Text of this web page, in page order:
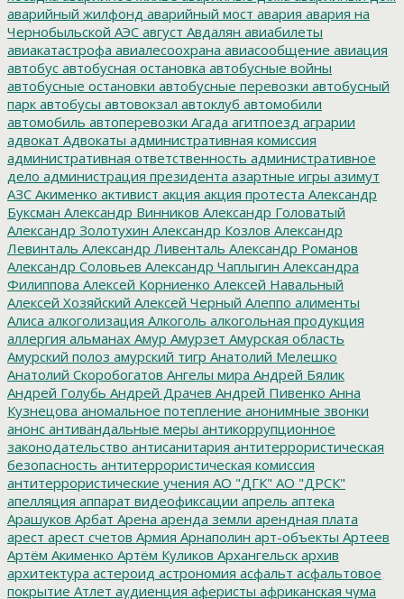
аварийный жилфонд аварийный мост авария авария на
Чернобыльской АЭС август Авдалян авиабилеты
авиакатастрофа авиалесоохрана авиасообщение авиация
автобус автобусная остановка автобусные войны
автобусные остановки автобусные перевозки автобусный
парк автобусы автовокзал автоклуб автомобили
автомобиль автоперевозки Агада агитпоезд аграрии
адвокат Адвокаты административная комиссия
административная ответственность административное
дело администрация президента азартные игры азимут
АЗС Акименко активист акция акция протеста Александр
Буксман Александр Винников Александр Головатый
Александр Золотухин Александр Козлов Александр
Левинталь Александр Ливенталь Александр Романов
Александр Соловьев Александр Чаплыгин Александра
Филиппова Алексей Корниенко Алексей Навальный
Алексей Хозяйский Алексей Черный Алеппо алименты
Алиса алкоголизация Алкоголь алкогольная продукция
аллергия альманах Амур Амурзет Амурская область
Амурский полоз амурский тигр Анатолий Мелешко
Анатолий Скоробогатов Ангелы мира Андрей Бялик
Андрей Голубь Андрей Драчев Андрей Пивенко Анна
Кузнецова аномальное потепление анонимные звонки
анонс антивандальные меры антикоррупционное
законодательство антисанитария антитеррористическая
безопасность антитеррористическая комиссия
антитеррористические учения АО "ДГК" АО "ДРСК"
апелляция аппарат видеофиксации апрель аптека
Арашуков Арбат Арена аренда земли арендная плата
арест арест счетов Армия Арнаполин арт-объекты Артеев
Артём Акименко Артём Куликов Архангельск архив
архитектура астероид астрономия асфальт асфальтовое
покрытие Атлет аудиенция аферисты африканская чума